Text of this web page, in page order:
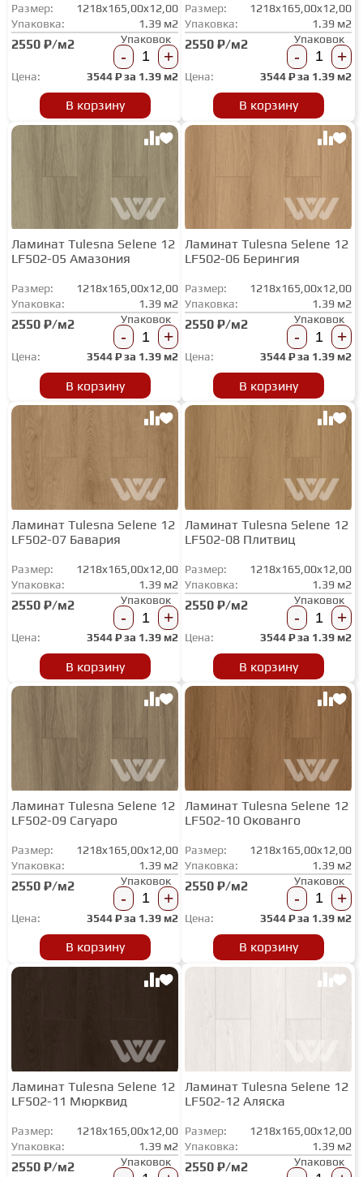
КЛЕЙ
НАЛИВНОЙ ПОЛ
ГРУНТОВКИ
ТЕРМОПАРКЕТ
МАССИВНАЯ ДОСКА
ИСКУССТВЕННАЯ ТРАВА
СТУПЕНИ
ФАНЕРА
МИНЕРАЛЬНО-КАМЕННЫЙ
ЛАМИНАТ MSPC
ЛАМИНАТ SWF
Размер:
1218x165,00x12,00
Упаковка:
1.39 м2
2550 ₽/м2 Упаковок
- +
Цена: 3544₽ за 1.39 м2
В корзину
Размер:
1218x165,00x12,00
Упаковка:
1.39 м2
2550 ₽/м2 Упаковок
- +
Цена: 3544₽ за 1.39 м2
В корзину
Ламинат Tulesna Selene 12
LF502-05 Амазония
Размер:
1218x165,00x12,00
Упаковка:
1.39 м2
2550 ₽/м2 Упаковок
- +
Цена: 3544₽ за 1.39 м2
В корзину
Ламинат Tulesna Selene 12
LF502-06 Берингия
Размер:
1218x165,00x12,00
Упаковка:
1.39 м2
2550 ₽/м2 Упаковок
- +
Цена: 3544₽ за 1.39 м2
В корзину
Ламинат Tulesna Selene 12
LF502-07 Бавария
Размер:
1218x165,00x12,00
Упаковка:
1.39 м2
2550 ₽/м2 Упаковок
- +
Цена: 3544₽ за 1.39 м2
В корзину
Ламинат Tulesna Selene 12
LF502-08 Плитвиц
Размер:
1218x165,00x12,00
Упаковка:
1.39 м2
2550 ₽/м2 Упаковок
- +
Цена: 3544₽ за 1.39 м2
В корзину
Ламинат Tulesna Selene 12
LF502-09 Сагуаро
Размер:
1218x165,00x12,00
Упаковка:
1.39 м2
2550 ₽/м2 Упаковок
- +
Цена: 3544₽ за 1.39 м2
В корзину
Ламинат Tulesna Selene 12
LF502-10 Окованго
Размер:
1218x165,00x12,00
Упаковка:
1.39 м2
2550 ₽/м2 Упаковок
- +
Цена: 3544₽ за 1.39 м2
В корзину
Ламинат Tulesna Selene 12
LF502-11 Мюрквид
Размер:
1218x165,00x12,00
Упаковка:
1.39 м2
2550 ₽/м2 Упаковок
Ламинат Tulesna Selene 12
LF502-12 Аляска
Размер:
1218x165,00x12,00
Упаковка:
1.39 м2
2550 ₽/м2 Упаковок